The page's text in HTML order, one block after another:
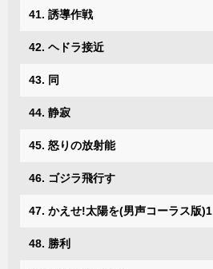
41. 誘導作戦
42. ヘドラ接近
43. 同
44. 静寂
45. 怒りの放射能
46. ゴジラ飛行す
47. かえせ!太陽を(男声コーラス版)1
48. 勝利